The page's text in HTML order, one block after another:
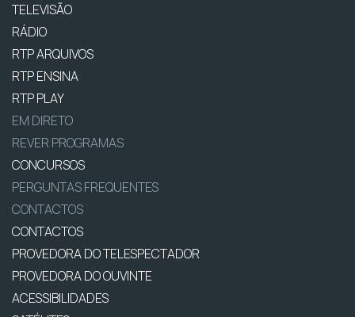
TELEVISÃO
RÁDIO
RTP ARQUIVOS
RTP ENSINA
RTP PLAY
EM DIRETO
REVER PROGRAMAS
CONCURSOS
PERGUNTAS FREQUENTES
CONTACTOS
CONTACTOS
PROVEDORA DO TELESPECTADOR
PROVEDORA DO OUVINTE
ACESSIBILIDADES